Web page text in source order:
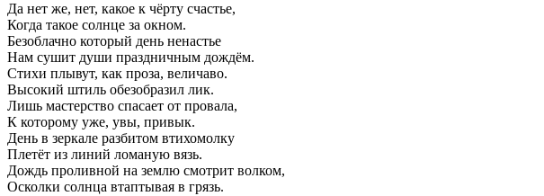
Да нет же, нет, какое к чёрту счастье,
Когда такое солнце за окном.
Безоблачно который день ненастье
Нам сушит души праздничным дождём.
Стихи плывут, как проза, величаво.
Высокий штиль обезобразил лик.
Лишь мастерство спасает от провала,
К которому уже, увы, привык.
День в зеркале разбитом втихомолку
Плетёт из линий ломаную вязь.
Дождь проливной на землю смотрит волком,
Осколки солнца втаптывая в грязь.